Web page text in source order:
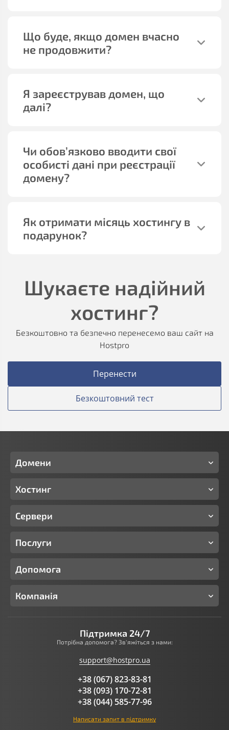
Що буде, якщо домен вчасно
не продовжити?
Я зареєстрував домен, що
далі?
Чи обов’язково вводити свої
особисті дані при реєстрації
домену?
Як отримати місяць хостингу в
подарунок?
Шукаєте надійний
хостинг?
Безкоштовно та безпечно перенесемо ваш сайт на
Hostpro
Перенести
Безкоштовний тест
Домени
Хостинг
Сервери
Послуги
Допомога
Компанія
Підтримка 24/7
Потрібна допомога? Зв'яжіться з нами:
support@hostpro.ua
+38 (067) 823-83-81
+38 (093) 170-72-81
+38 (044) 585-77-96
Написати запит в підтримку